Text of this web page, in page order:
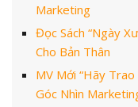
Marketing
Đọc Sách “Ngày
Cho Bản Thân
MV Mới “Hãy
Góc Nhìn